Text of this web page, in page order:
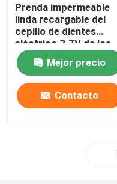
Prenda impermeable
linda recargable del
cepillo de dientes
eléctrico 3.7V de los
niños con 4 modos
Mejor precio
Contacto